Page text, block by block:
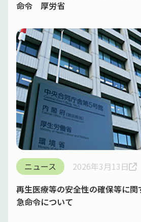
命令 厚労省
ニュース
2026年3月13日
再生医療等の安全性の確保等に
急命令について